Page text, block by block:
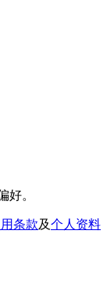
好。
条款及个人资料